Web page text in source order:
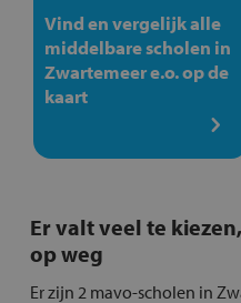
Vind en vergelijk alle
middelbare scholen in
Zwartemeer e.o. op de
kaart
Er valt veel te
op weg
Er zijn 2 mavo-scholen in